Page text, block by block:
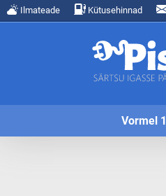
Ilmateade Kütusehinnad
Vormel 1